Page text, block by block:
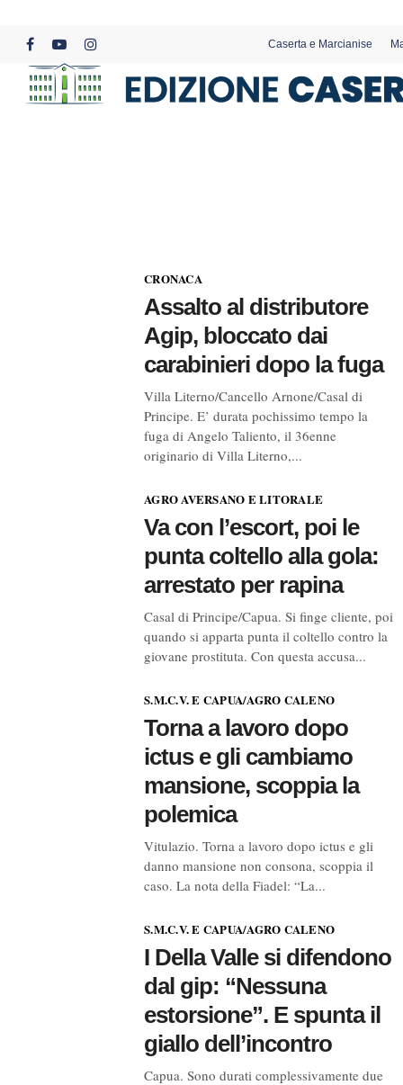
content
facebookyoutubeinstagram
Caserta e Marcianise
CRONACA
Assalto al distributore
Agip, bloccato dai
carabinieri dopo la fuga
Villa Literno/Cancello Arnone/Casal di
Principe. E’ durata pochissimo tempo la
fuga di Angelo Taliento, il 36enne
originario di Villa Literno,...
AGRO AVERSANO E LITORALE
Va con l’escort, poi le
punta coltello alla gola:
arrestato per rapina
Casal di Principe/Capua. Si finge cliente, poi
quando si apparta punta il coltello contro la
giovane prostituta. Con questa accusa...
S.M.C.V. E CAPUA/AGRO CALENO
Torna a lavoro dopo
ictus e gli cambiamo
mansione, scoppia la
polemica
Vitulazio. Torna a lavoro dopo ictus e gli
danno mansione non consona, scoppia il
caso. La nota della Fiadel: “La...
S.M.C.V. E CAPUA/AGRO CALENO
I Della Valle si difendono
dal gip: “Nessuna
estorsione”. E spunta il
giallo dell’incontro
Capua. Sono durati complessivamente due